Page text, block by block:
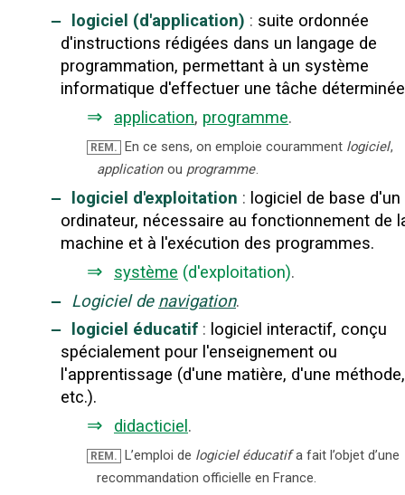
‒ logiciel (d'application) : suite ordonnée
d'instructions rédigées dans un langage de
programmation, permettant à un système
informatique d'effectuer une tâche
⇒ application, programme.
REM. En ce sens, on emploie couramment logiciel,
application ou programme.
‒ logiciel d'exploitation : logiciel de base d'un
ordinateur, nécessaire au fonctionnement de
machine et à l'exécution des programmes.
⇒ système (d'exploitation).
‒ Logiciel de navigation.
‒ logiciel éducatif : logiciel interactif, conçu
spécialement pour l'enseignement ou
l'apprentissage (d'une matière, d'une méthode,
etc.).
⇒ didacticiel .
REM. L’emploi de logiciel éducatif a fait l’objet d’une
recommandation officielle en France.